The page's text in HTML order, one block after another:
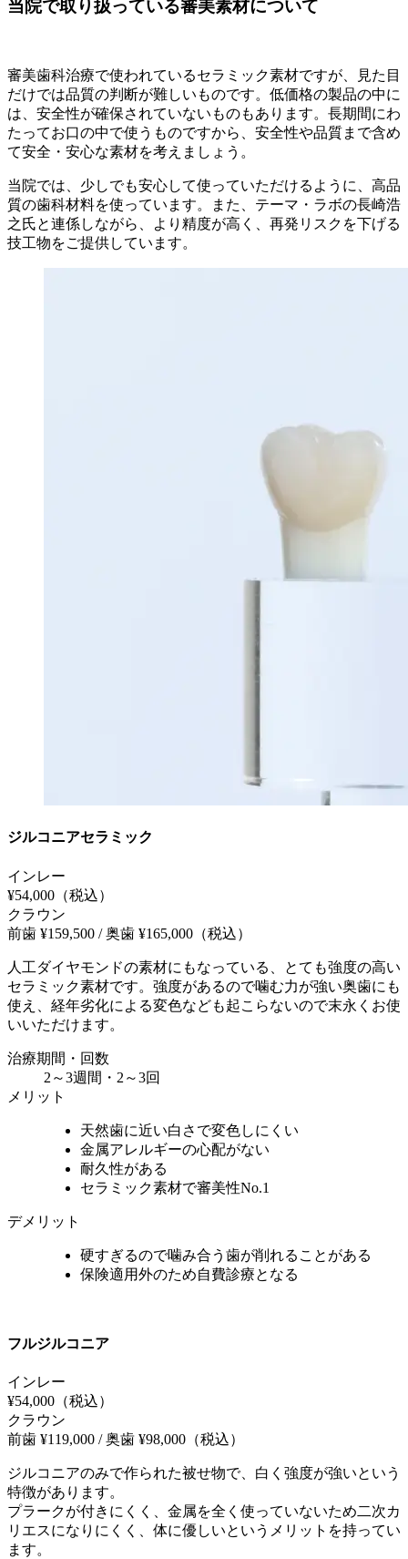
当院で取り扱っている審美素材について
審美歯科治療で使われているセラミック素材ですが、見た目
だけでは品質の判断が難しいものです。低価格の製品の中に
は、安全性が確保されていないものもあります。長期間にわ
たってお口の中で使うものですから、安全性や品質まで含め
て安全・安心な素材を考えましょう。
当院では、少しでも安心して使っていただけるように、高品
質の歯科材料を使っています。また、テーマ・ラボの長崎浩
之氏と連係しながら、より精度が高く、再発リスクを下げる
技工物をご提供しています。
ジルコニアセラミック
インレー
¥54,000 （税込）
クラウン
前歯 ¥159,500 / 奥歯 ¥165,000 （税込）
人工ダイヤモンドの素材にもなっている、とても強度の高い
セラミック素材です。強度があるので噛む力が強い奥歯にも
使え、経年劣化による変色なども起こらないので末永くお使
いいただけます。
治療期間・回数
2～3週間・2～3回
メリット
天然歯に近い白さで変色しにくい
金属アレルギーの心配がない
耐久性がある
セラミック素材で審美性No.1
デメリット
硬すぎるので噛み合う歯が削れることがある
保険適用外のため自費診療となる
フルジルコニア
インレー
¥54,000 （税込）
クラウン
前歯 ¥119,000 / 奥歯 ¥98,000 （税込）
ジルコニアのみで作られた被せ物で、白く強度が強いという
特徴があります。
プラークが付きにくく、金属を全く使っていないため二次カ
リエスになりにくく、体に優しいというメリットを持ってい
ます。